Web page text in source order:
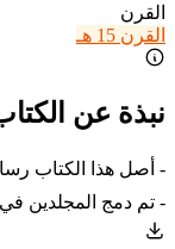
القرن
القرن 15 هـ
نبذة عن
- أصل هذا الكتاب
- تم دمج المجلدين